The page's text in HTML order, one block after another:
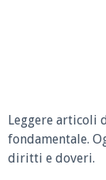
Leggere articoli
fondamentale.
diritti e doveri.